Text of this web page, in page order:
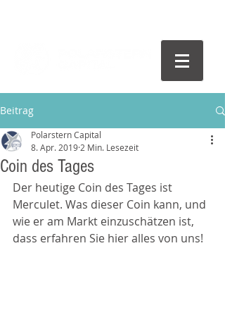
Beitrag
Coin des Tages
Polarstern Capital
8. Apr. 2019 2 Min. Lesezeit
Der heutige Coin des Tages ist
Merculet. Was dieser Coin kann, und
wie er am Markt einzuschätzen ist,
dass erfahren Sie hier alles von uns!